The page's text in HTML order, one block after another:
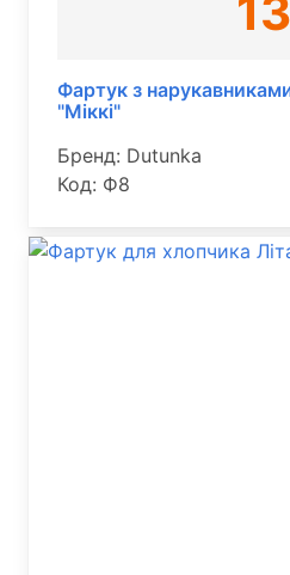
Фартук з
"Міккі"
Бренд: Dutunka
Код: Ф8